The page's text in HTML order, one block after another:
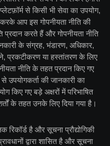
से किसी भी सेवा का उपयोग,
आप इस गोपनीयता नीति की
प्रदान करते हैं और गोपनीयता नीति
के संग्रह, भंडारण, अधिकार,
प्रकटीकरण या हस्तांतरण के लिए
नीति के तहत प्रदान किए गए
उपयोगकर्ता की जानकारी का
किए गए बड़े अक्षरों में परिभाषित
के तहत उनके लिए दिया गया है।
रिकॉर्ड है और सूचना प्रौद्योगिकी
द्वारा शासित है और सूचना